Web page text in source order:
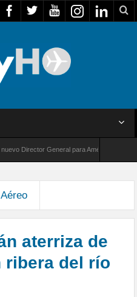
General para América Latina
aterriza de
ribera del río